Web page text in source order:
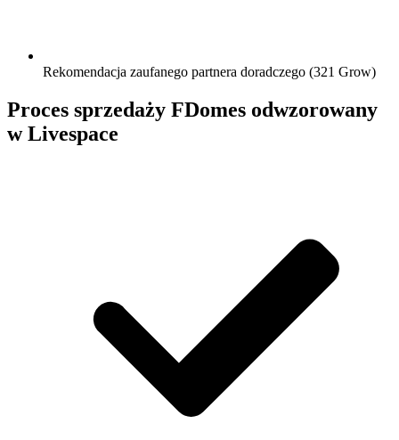
Rekomendacja zaufanego partnera doradczego (321 Grow)
Proces sprzedaży FDomes odwzorowany
w Livespace